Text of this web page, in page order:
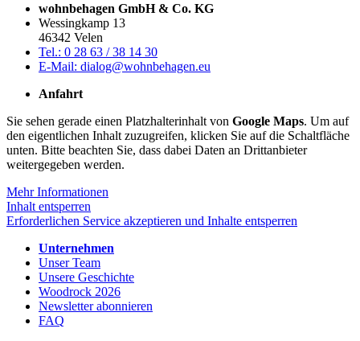
wohnbehagen GmbH & Co. KG
Wessingkamp 13
46342 Velen
Tel.: 0 28 63 / 38 14 30
E-Mail: dialog@wohnbehagen.eu
Anfahrt
Sie sehen gerade einen Platzhalterinhalt von Google Maps. Um auf
den eigentlichen Inhalt zuzugreifen, klicken Sie auf die Schaltfläche
unten. Bitte beachten Sie, dass dabei Daten an Drittanbieter
weitergegeben werden.
Mehr Informationen
Inhalt entsperren
Erforderlichen Service akzeptieren und Inhalte entsperren
Unternehmen
Unser Team
Unsere Geschichte
Woodrock 2026
Newsletter abonnieren
FAQ